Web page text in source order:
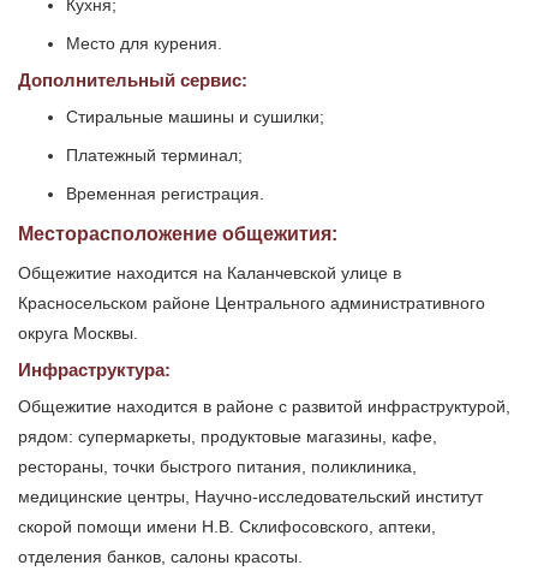
Кухня;
Место для курения.
Дополнительный сервис:
Стиральные машины и сушилки;
Платежный терминал;
Временная регистрация.
Месторасположение общежития:
Общежитие находится на Каланчевской улице в
Красносельском районе Центрального административного
округа Москвы.
Инфраструктура:
Общежитие находится в районе с развитой инфраструктурой,
рядом: супермаркеты, продуктовые магазины, кафе,
рестораны, точки быстрого питания, поликлиника,
медицинские центры, Научно-исследовательский институт
скорой помощи имени Н.В. Склифосовского, аптеки,
отделения банков, салоны красоты.